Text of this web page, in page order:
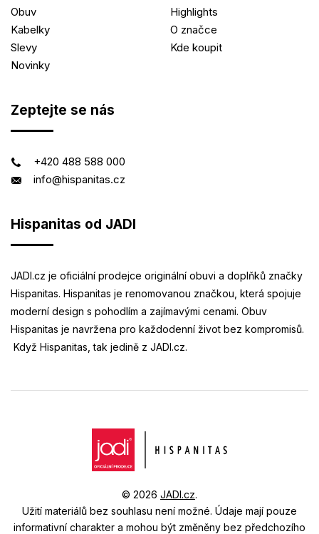
Obuv
Kabelky
Slevy
Novinky
Highlights
O značce
Kde koupit
Zeptejte se nás
+420 488 588 000
info@hispanitas.cz
Hispanitas od JADI
JADI.cz je oficiální prodejce originální obuvi a doplňků značky
Hispanitas. Hispanitas je renomovanou značkou, která spojuje
moderní design s pohodlím a zajímavými cenami. Obuv
Hispanitas je navržena pro každodenní život bez kompromisů.
Když Hispanitas, tak jedině z JADI.cz.
© 2026 JADI.cz.
Užití materiálů bez souhlasu není možné. Údaje mají pouze
informativní charakter a mohou být změněny bez předchozího